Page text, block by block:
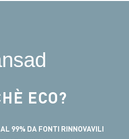
ECO?
99% DA FONTI RINNOVAVILI